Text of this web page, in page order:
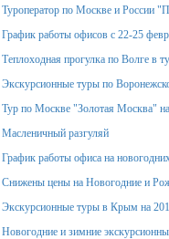
Туроператор по Москве и России
График работы офисов с 22-25
Теплоходная прогулка по Волге в
Экскурсионные туры по
Тур по Москве "Золотая Москва"
Масленичный разгуляй
График работы офиса на
Снижены цены на Новогодние и
Экскурсионные туры в Крым на
Новогодние и зимние